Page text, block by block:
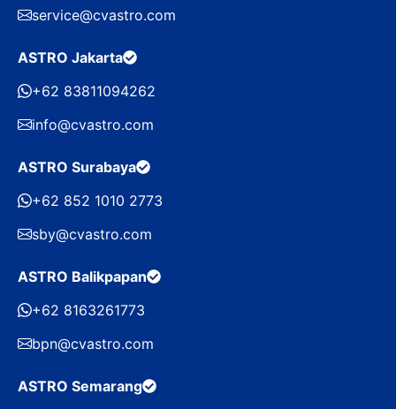
service@cvastro.com
ASTRO Jakarta
+62 83811094262
info@cvastro.com
ASTRO Surabaya
+62 852 1010 2773
sby@cvastro.com
ASTRO Balikpapan
+62 8163261773
bpn@cvastro.com
ASTRO Semarang